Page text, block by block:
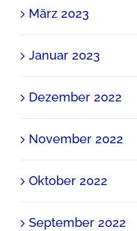
März 2023
Januar 2023
Dezember 2022
November 2022
Oktober 2022
September 2022